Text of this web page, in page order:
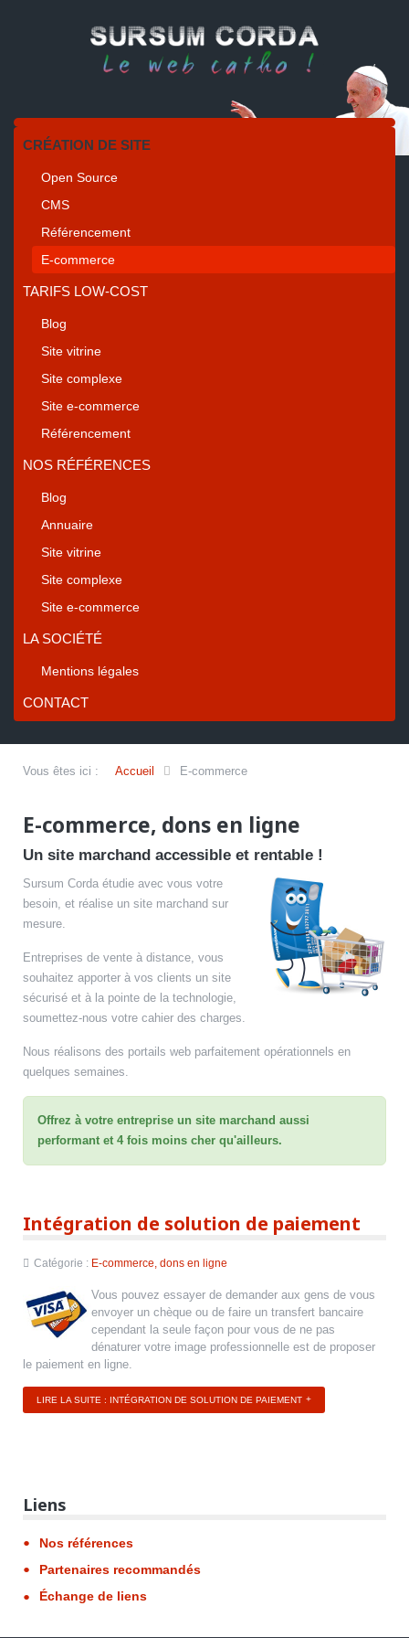
CRÉATION DE SITE
Open Source
CMS
Référencement
E-commerce
TARIFS LOW-COST
Blog
Site vitrine
Site complexe
Site e-commerce
Référencement
NOS RÉFÉRENCES
Blog
Annuaire
Site vitrine
Site complexe
Site e-commerce
LA SOCIÉTÉ
Mentions légales
CONTACT
Vous êtes ici : Accueil E-commerce
E-commerce, dons en ligne
Un site marchand accessible et rentable !
Sursum Corda étudie avec vous votre
besoin, et réalise un site marchand sur
mesure.
Entreprises de vente à distance, vous
souhaitez apporter à vos clients un site
sécurisé et à la pointe de la technologie,
soumettez-nous votre cahier des charges.
Nous réalisons des portails web parfaitement opérationnels en
quelques semaines.
Offrez à votre entreprise un site marchand aussi
performant et 4 fois moins cher qu'ailleurs.
Intégration de solution de paiement
Catégorie : E-commerce, dons en ligne
Vous pouvez essayer de demander aux gens de vous
envoyer un chèque ou de faire un transfert bancaire
cependant la seule façon pour vous de ne pas
dénaturer votre image professionnelle est de proposer
le paiement en ligne.
LIRE LA SUITE : INTÉGRATION DE SOLUTION DE PAIEMENT
Liens
Nos références
Partenaires recommandés
Échange de liens